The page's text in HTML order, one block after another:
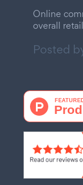
Online
overall
Posted